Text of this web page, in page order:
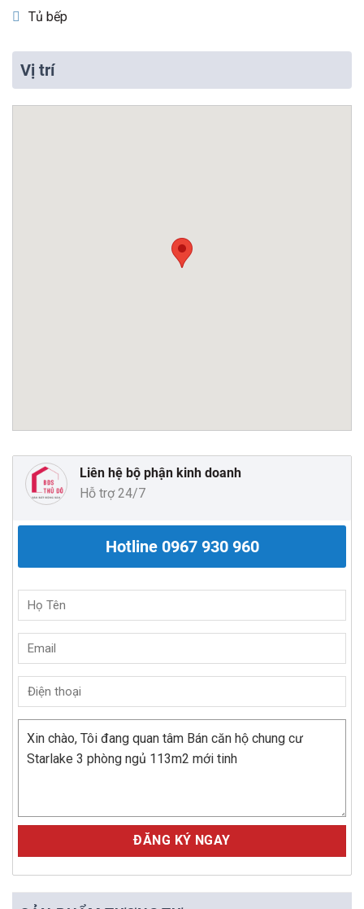
Tủ bếp
Vị trí
Liên hệ bộ phận kinh doanh
Hỗ trợ 24/7
Hotline 0967 930 960